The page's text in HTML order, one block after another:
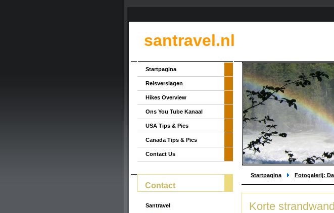
santravel.nl
Startpagina Fotogalerij:
Korte
Startpagina
Reisverslagen
Hikes Overview
Ons You Tube Kanaal
USA Tips & Pics
Canada Tips & Pics
Contact Us
Contact
Santravel